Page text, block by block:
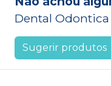
Dental Odontica
Sugerir produtos